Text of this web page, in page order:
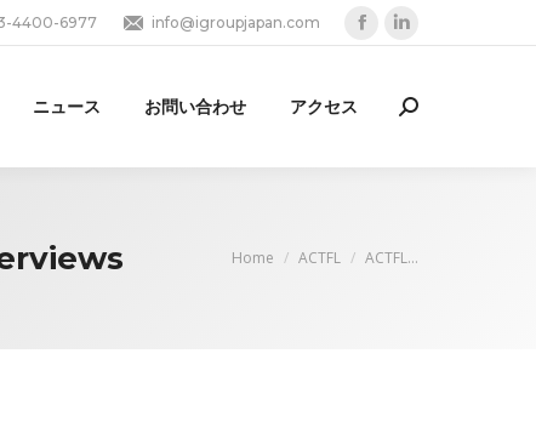
4400-6977 info@igroupjapan.com
opensopens
ニュース お問い合わせ アクセス Search:
You are here:
Home ACTFL ACTFL…